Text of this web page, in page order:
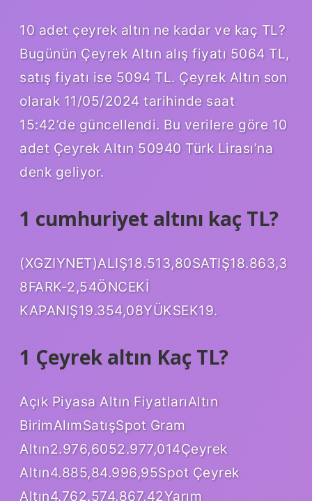
10 adet çeyrek altın ne kadar ve kaç TL?
Bugünün Çeyrek Altın alış fiyatı 5064 TL,
satış fiyatı ise 5094 TL. Çeyrek Altın son
olarak 11/05/2024 tarihinde saat
15:42’de güncellendi. Bu verilere göre 10
adet Çeyrek Altın 50940 Türk Lirası’na
denk geliyor.
1 cumhuriyet altını kaç TL?
(XGZIYNET)ALIŞ18.513,80SATIŞ18.863,3
8FARK-2,54ÖNCEKİ
KAPANIŞ19.354,08YÜKSEK19.
1 Çeyrek altın Kaç TL?
Açık Piyasa Altın FiyatlarıAltın
BirimAlımSatışSpot Gram
Altın2.976,6052.977,014Çeyrek
Altın4.885,84.996,95Spot Çeyrek
Altın4.762.574.867,42Yarım